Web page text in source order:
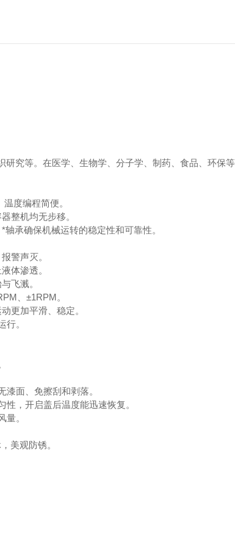
究等。在医学、生物学、分子学、制药、食品、环保等
度编程简便。
整机均无步移。
承确保机械运转的稳定性和可靠性。
警声灭。
体渗透。
飞溅。
、±1RPM。
更加平滑、稳定。
行。
面、免擦刮和剥落。
，开启盖后温度能迅速恢复。
量。
美观防锈。